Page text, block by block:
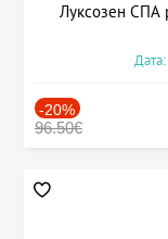
Луксозен СПА
-20%
96.50€